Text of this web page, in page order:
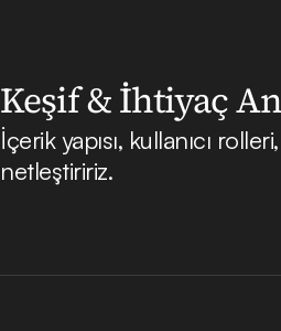
Keşif & İhtiyaç
İçerik yapısı, kullanıcı
netleştiririz.